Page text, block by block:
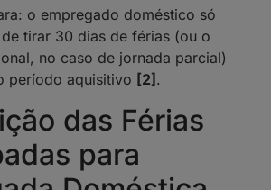
o empregado doméstico só
tirar 30 dias de férias (ou o
no caso de jornada parcial)
período aquisitivo [2] .
das Férias
para